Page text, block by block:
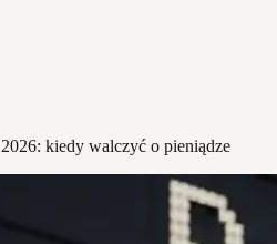
kiedy walczyć o pieniądze